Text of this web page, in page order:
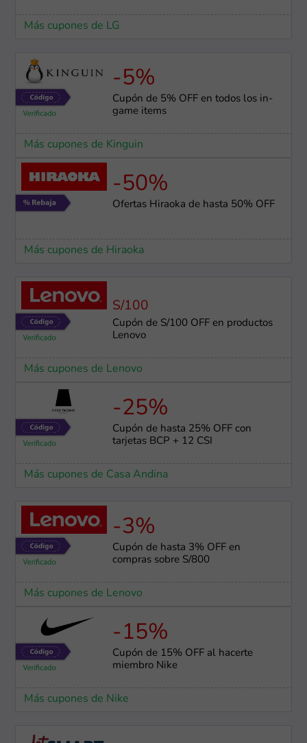
Más cupones de LG
-5%
Cupón de 5% OFF en todos los in-
game items
Más cupones de Kinguin
-50%
Ofertas Hiraoka de hasta 50% OFF
Más cupones de Hiraoka
S/100
Cupón de S/100 OFF en productos
Lenovo
Más cupones de Lenovo
-25%
Cupón de hasta 25% OFF con
tarjetas BCP + 12 CSI
Más cupones de Casa Andina
-3%
Cupón de hasta 3% OFF en
compras sobre S/800
Más cupones de Lenovo
-15%
Cupón de 15% OFF al hacerte
miembro Nike
Más cupones de Nike